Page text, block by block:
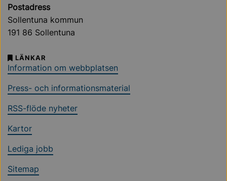
Postadress
Sollentuna kommun
191 86 Sollentuna
LÄNKAR
Information om webbplatsen
Press- och informationsmaterial
RSS-flöde nyheter
Kartor
Lediga jobb
Sitemap